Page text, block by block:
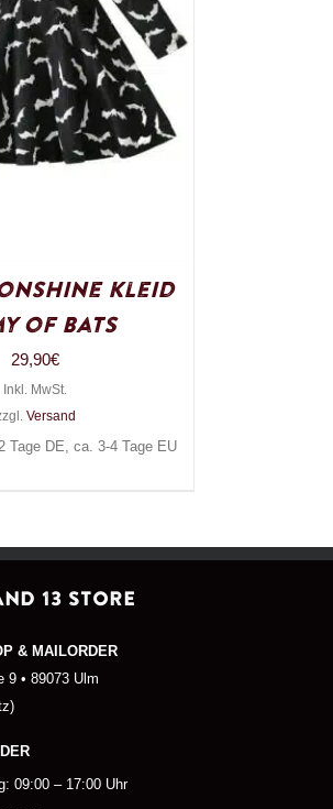
Kleid
of Bats
29,90€
Inkl. MwSt.
Versand
Tage DE, ca. 3-4 Tage EU
13 STORE
& MAILORDER
9 • 89073 Ulm
09:00 – 17:00 Uhr